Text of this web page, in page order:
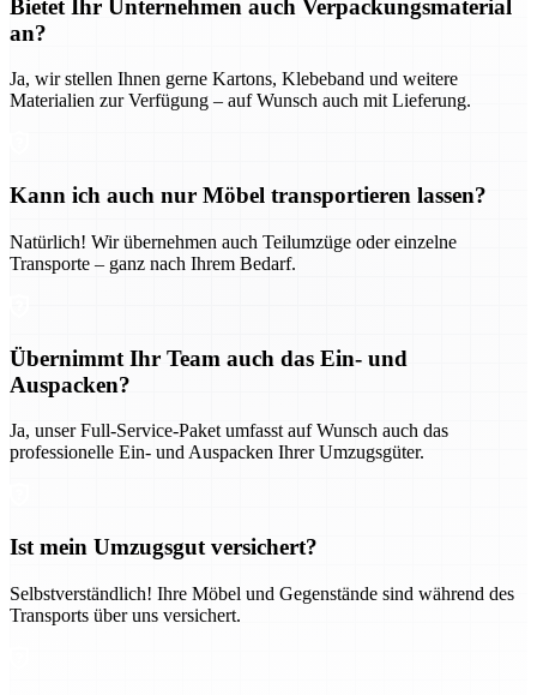
Bietet Ihr Unternehmen auch Verpackungsmaterial
an?
Ja, wir stellen Ihnen gerne Kartons, Klebeband und weitere
Materialien zur Verfügung – auf Wunsch auch mit Lieferung.
Kann ich auch nur Möbel transportieren lassen?
Natürlich! Wir übernehmen auch Teilumzüge oder einzelne
Transporte – ganz nach Ihrem Bedarf.
Übernimmt Ihr Team auch das Ein- und
Auspacken?
Ja, unser Full-Service-Paket umfasst auf Wunsch auch das
professionelle Ein- und Auspacken Ihrer Umzugsgüter.
Ist mein Umzugsgut versichert?
Selbstverständlich! Ihre Möbel und Gegenstände sind während des
Transports über uns versichert.